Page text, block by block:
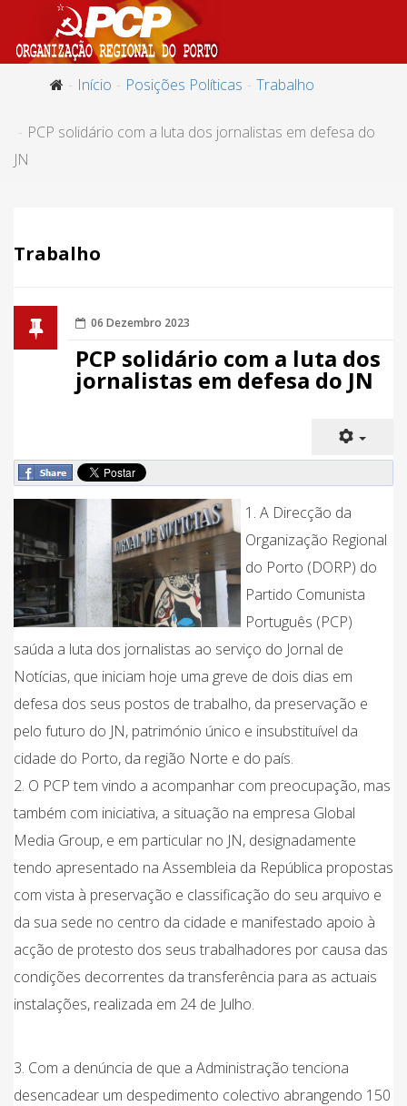
Início Posições Políticas Trabalho
PCP solidário com a luta dos jornalistas em defesa do
JN
Trabalho
06 Dezembro 2023
PCP solidário com a luta dos
jornalistas em defesa do JN
1. A Direcção da
Organização Regional
do Porto (DORP) do
Partido Comunista
Português (PCP)
saúda a luta dos jornalistas ao serviço do Jornal de
Notícias, que iniciam hoje uma greve de dois dias em
defesa dos seus postos de trabalho, da preservação e
pelo futuro do JN, património único e insubstituível da
cidade do Porto, da região Norte e do país.
2. O PCP tem vindo a acompanhar com preocupação, mas
também com iniciativa, a situação na empresa Global
Media Group, e em particular no JN, designadamente
tendo apresentado na Assembleia da República propostas
com vista à preservação e classificação do seu arquivo e
da sua sede no centro da cidade e manifestado apoio à
acção de protesto dos seus trabalhadores por causa das
condições decorrentes da transferência para as actuais
instalações, realizada em 24 de Julho.
3. Com a denúncia de que a Administração tenciona
desencadear um despedimento colectivo abrangendo 150